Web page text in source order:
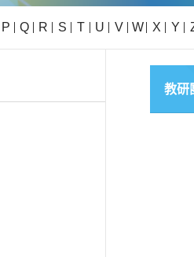
P Q R S T U V W X Y
教研